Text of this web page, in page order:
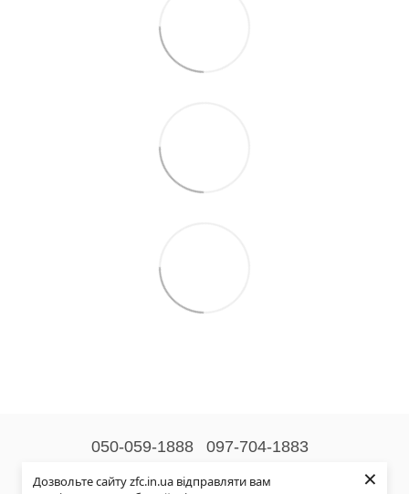
Дозвольте сайту zfc.in.ua відправляти вам
×
050-059-1888 097-704-1883
Контактна інформація